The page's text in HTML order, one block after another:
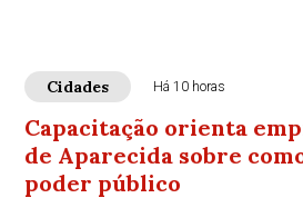
Cidades Há 10 horas
Capacitação orienta
de Aparecida sobre
poder público